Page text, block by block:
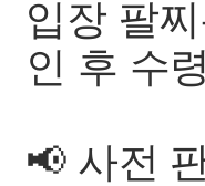
입장 팔
인 후 수
📢 사전